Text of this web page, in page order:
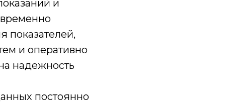
и
показателей,
и оперативно
надежность
постоянно